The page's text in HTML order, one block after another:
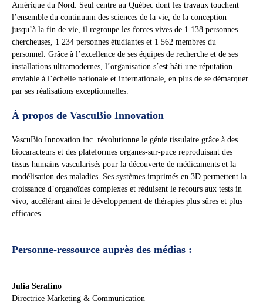
Amérique du Nord. Seul centre au Québec dont les travaux touchent
l’ensemble du continuum des sciences de la vie, de la conception
jusqu’à la fin de vie, il regroupe les forces vives de 1 138 personnes
chercheuses, 1 234 personnes étudiantes et 1 562 membres du
personnel. Grâce à l’excellence de ses équipes de recherche et de ses
installations ultramodernes, l’organisation s’est bâti une réputation
enviable à l’échelle nationale et internationale, en plus de se démarquer
par ses réalisations exceptionnelles.
À propos de VascuBio Innovation
VascuBio Innovation inc. révolutionne le génie tissulaire grâce à des
biocaracteurs et des plateformes organes-sur-puce reproduisant des
tissus humains vascularisés pour la découverte de médicaments et la
modélisation des maladies. Ses systèmes imprimés en 3D permettent la
croissance d’organoïdes complexes et réduisent le recours aux tests in
vivo, accélérant ainsi le développement de thérapies plus sûres et plus
efficaces.
Personne-ressource auprès des médias :
Julia Serafino
Directrice Marketing & Communication